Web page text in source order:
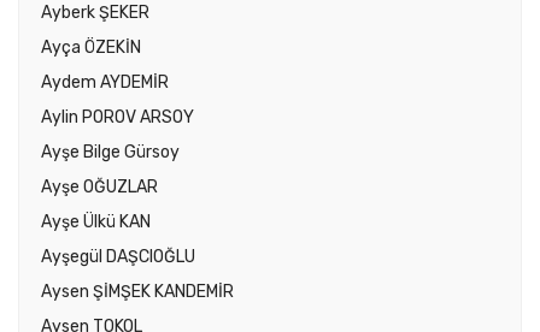
Ayberk ŞEKER
Ayça ÖZEKİN
Aydem AYDEMİR
Aylin POROV ARSOY
Ayşe Bilge Gürsoy
Ayşe OĞUZLAR
Ayşe Ülkü KAN
Ayşegül DAŞCIOĞLU
Aysen ŞİMŞEK KANDEMİR
Aysen TOKOL